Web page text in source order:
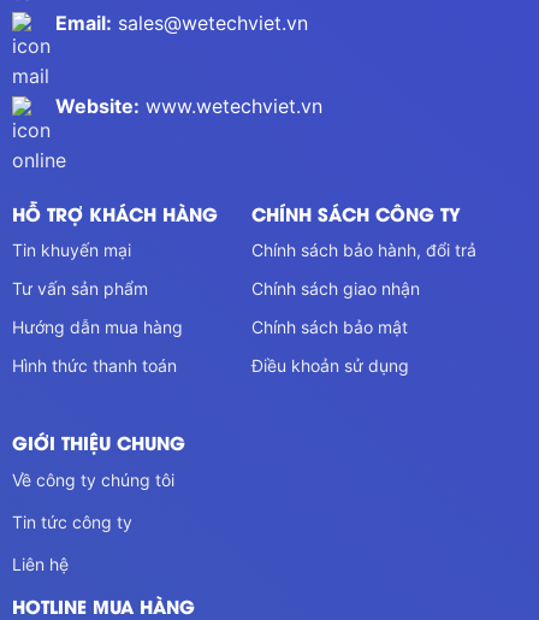
Email: sales@wetechviet.vn
Website: www.wetechviet.vn
HỖ TRỢ KHÁCH HÀNG
Tin khuyến mại
Tư vấn sản phẩm
Hướng dẫn mua hàng
Hình thức thanh toán
CHÍNH SÁCH CÔNG TY
Chính sách bảo hành, đổi trả
Chính sách giao nhận
Chính sách bảo mật
Điều khoản sử dụng
GIỚI THIỆU CHUNG
Về công ty chúng tôi
Tin tức công ty
Liên hệ
HOTLINE MUA HÀNG